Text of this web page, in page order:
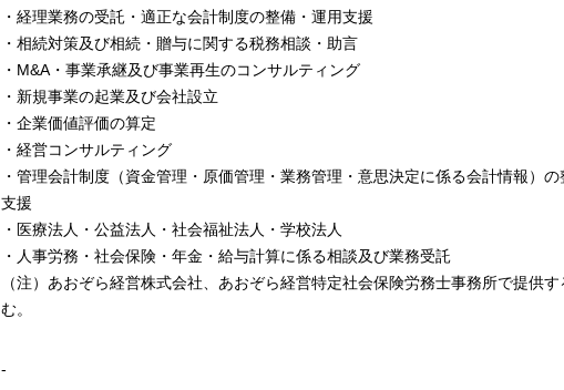
・経理業務の受託・適正な会計制度の整備・運用支援
・相続対策及び相続・贈与に関する税務相談・助言
・M&A・事業承継及び事業再生のコンサルティング
・新規事業の起業及び会社設立
・企業価値評価の算定
・経営コンサルティング
・管理会計制度（資金管理・原価管理・業務管理・意思決定に係る会計情報）
支援
・医療法人・公益法人・社会福祉法人・学校法人
・人事労務・社会保険・年金・給与計算に係る相談及び業務受託
（注）あおぞら経営株式会社、あおぞら経営特定社会保険労務士事務所で提供
む。
-